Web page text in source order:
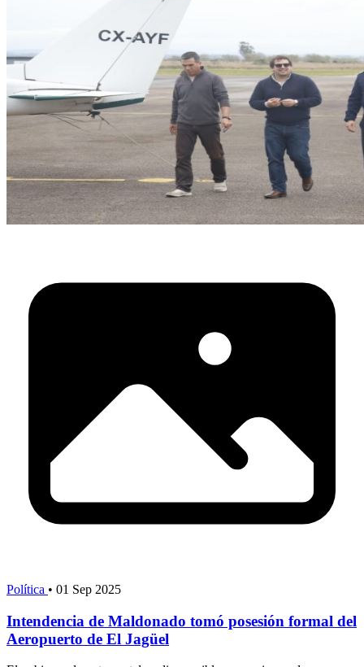
Política • 01 Sep 2025
Intendencia de Maldonado tomó posesión formal del
Aeropuerto de El Jagüel